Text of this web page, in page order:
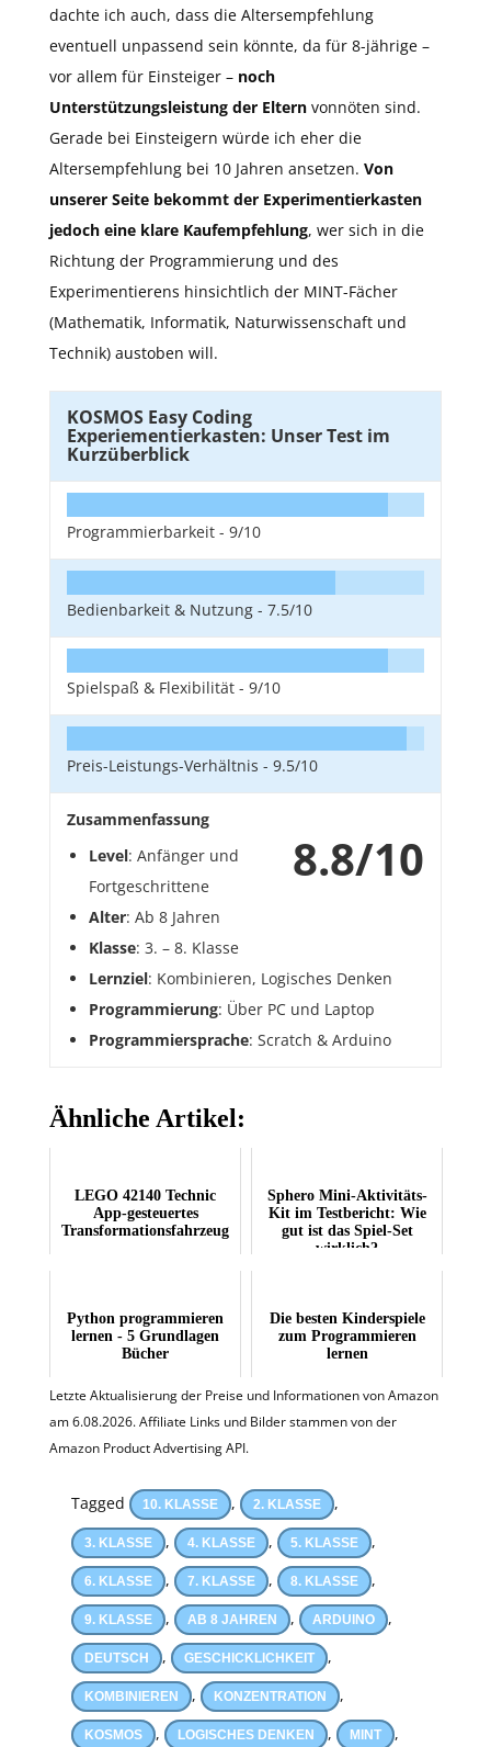
dachte ich auch, dass die Altersempfehlung
eventuell unpassend sein könnte, da für 8-jährige –
vor allem für Einsteiger – noch
Unterstützungsleistung der Eltern vonnöten sind.
Gerade bei Einsteigern würde ich eher die
Altersempfehlung bei 10 Jahren ansetzen. Von
unserer Seite bekommt der Experimentierkasten
jedoch eine klare Kaufempfehlung, wer sich in die
Richtung der Programmierung und des
Experimentierens hinsichtlich der MINT-Fächer
(Mathematik, Informatik, Naturwissenschaft und
Technik) austoben will.
KOSMOS Easy Coding
Experiementierkasten: Unser Test im
Kurzüberblick
Programmierbarkeit - 9/10
Bedienbarkeit & Nutzung - 7.5/10
Spielspaß & Flexibilität - 9/10
Preis-Leistungs-Verhältnis - 9.5/10
8.8/10
Zusammenfassung
Level: Anfänger und
Fortgeschrittene
Alter: Ab 8 Jahren
Klasse: 3. – 8. Klasse
Lernziel: Kombinieren, Logisches Denken
Programmierung: Über PC und Laptop
Programmiersprache: Scratch & Arduino
Ähnliche Artikel:
LEGO 42140 Technic
App-gesteuertes
Transformationsfahrzeug
Sphero Mini-Aktivitäts-
Kit im Testbericht: Wie
gut ist das Spiel-Set
wirklich?
Python programmieren
lernen - 5 Grundlagen
Bücher
Die besten Kinderspiele
zum Programmieren
lernen
Letzte Aktualisierung der Preise und Informationen von Amazon
am 6.08.2026. Affiliate Links und Bilder stammen von der
Amazon Product Advertising API.
Tagged 10. KLASSE , 2. KLASSE ,
3. KLASSE , 4. KLASSE , 5. KLASSE ,
6. KLASSE , 7. KLASSE , 8. KLASSE ,
9. KLASSE , AB 8 JAHREN , ARDUINO ,
DEUTSCH , GESCHICKLICHKEIT ,
KOMBINIEREN , KONZENTRATION ,
KOSMOS , LOGISCHES DENKEN , MINT ,